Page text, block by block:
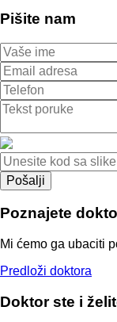
Pišite nam
Poznajete
Mi ćemo ga ubaciti
Predloži doktora
Doktor ste i